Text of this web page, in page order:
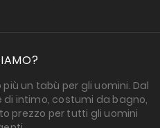
un tabù per gli uomini. Dal
di intimo, costumi da bagno,
prezzo per tutti gli uomini